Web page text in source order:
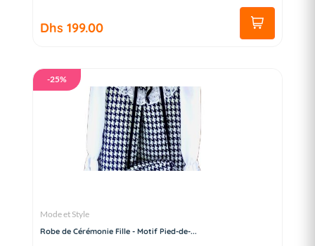
Dhs 199.00
-25%
Mode et Style
Robe de Cérémonie Fille - Motif Pied-de-...